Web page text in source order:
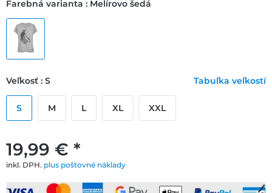
19,99 € *
inkl. DPH. plus poštovné náklady
Farebná varianta : Melírovo šedá
Veľkosť : S Tabuľka veľkostí
S M L XL XXL